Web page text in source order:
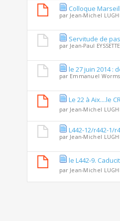
Colloque
par Jean-Michel
Servitude de
par Jean-Paul EYSSETTE
le 27 juin 2014 :
par Emmanuel
Le 22 à Aix....le
par Jean-Michel
L442-12/r442-1/
par Jean-Michel
le L442-9.
par Jean-Michel